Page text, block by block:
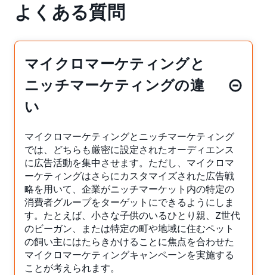
よくある質問
マイクロマーケティングと
ニッチマーケティングの違
い
マイクロマーケティングとニッチマーケティング
では、どちらも厳密に設定されたオーディエンス
に広告活動を集中させます。ただし、マイクロマ
ーケティングはさらにカスタマイズされた広告戦
略を用いて、企業がニッチマーケット内の特定の
消費者グループをターゲットにできるようにしま
す。たとえば、小さな子供のいるひとり親、Z世代
のビーガン、または特定の町や地域に住むペット
の飼い主にはたらきかけることに焦点を合わせた
マイクロマーケティングキャンペーンを実施する
ことが考えられます。